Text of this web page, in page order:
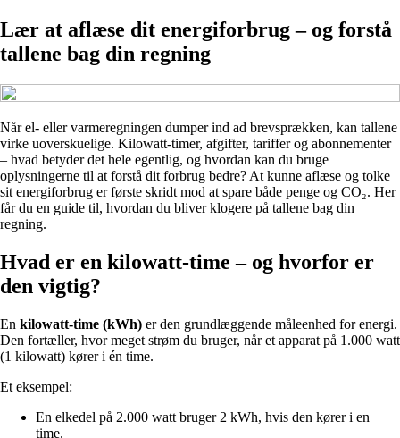
Lær at aflæse dit energiforbrug – og forstå
tallene bag din regning
Når el- eller varmeregningen dumper ind ad brevsprækken, kan tallene
virke uoverskuelige. Kilowatt-timer, afgifter, tariffer og abonnementer
– hvad betyder det hele egentlig, og hvordan kan du bruge
oplysningerne til at forstå dit forbrug bedre? At kunne aflæse og tolke
sit energiforbrug er første skridt mod at spare både penge og CO₂. Her
får du en guide til, hvordan du bliver klogere på tallene bag din
regning.
Hvad er en kilowatt-time – og hvorfor er
den vigtig?
En kilowatt-time (kWh) er den grundlæggende måleenhed for energi.
Den fortæller, hvor meget strøm du bruger, når et apparat på 1.000 watt
(1 kilowatt) kører i én time.
Et eksempel:
En elkedel på 2.000 watt bruger 2 kWh, hvis den kører i en
time.